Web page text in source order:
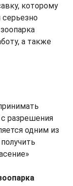
которому
а также
разрешения
одним из